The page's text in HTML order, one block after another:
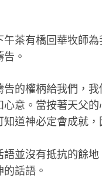
午茶有橋回華牧師
。
告的權柄給我們，
心意。當按著天父
知道神必定會成就
語並沒有抵抗的餘
話語。